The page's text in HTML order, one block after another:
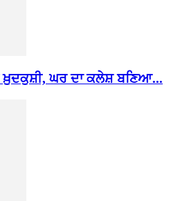
ਖ਼ੁਦਕੁਸ਼ੀ, ਘਰ ਦਾ ਕਲੇਸ਼ ਬਣਿਆ...